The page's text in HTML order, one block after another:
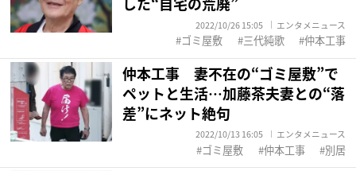
2022/10/26 15:05 エンタメニュース
ゴミ屋敷 三代純歌 仲本工事
仲本工事 妻不在の“ゴミ屋敷”で
ペットと生活…加藤茶夫妻との“落
差”にネット絶句
2022/10/13 16:05 エンタメニュース
ゴミ屋敷 仲本工事 別居